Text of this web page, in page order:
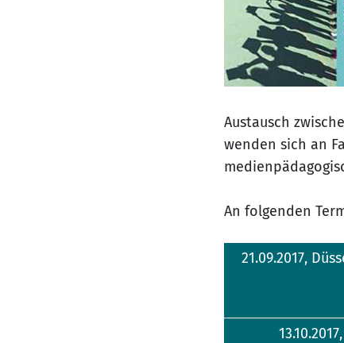
Austausch
wenden sich an
An folgenden
21.09.2017,